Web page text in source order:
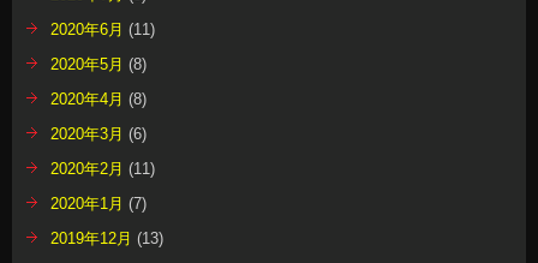
2020年6月 (11)
2020年5月 (8)
2020年4月 (8)
2020年3月 (6)
2020年2月 (11)
2020年1月 (7)
2019年12月 (13)